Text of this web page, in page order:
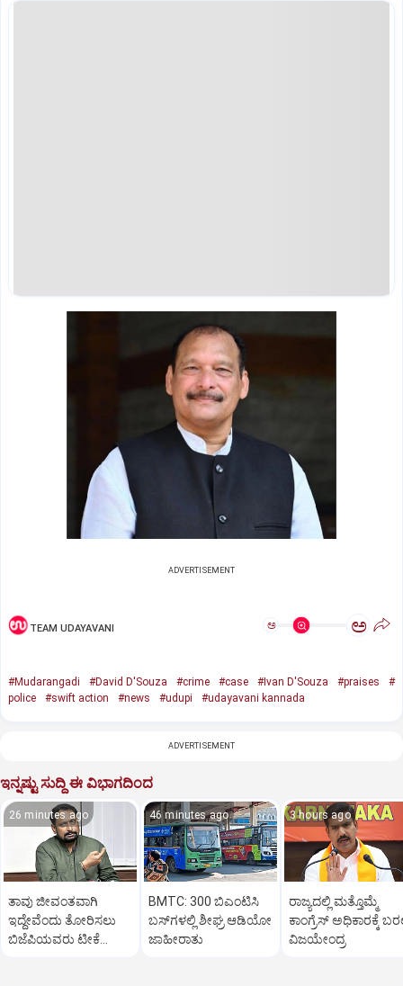
ADVERTISEMENT
TEAM UDAYAVANI ಅ ಅ
#Mudarangadi #David D'Souza #crime #case #Ivan D'Souza #praises
#
police
#swift action #news #udupi #udayavani kannada
ADVERTISEMENT
ಇನ್ನಷ್ಟು ಸುದ್ದಿ ಈ ವಿಭಾಗದಿಂದ
26 minutes ago
ತಾವು ಜೀವಂತವಾಗಿ
ಇದ್ದೇವೆಂದು ತೋರಿಸಲು
ಬಿಜೆಪಿಯವರು ಟೀಕೆ
46 minutes ago
BMTC: 300 ಬಿಎಂಟಿಸಿ
ಬಸ್‌ಗಳಲ್ಲಿ ಶೀಘ್ರ ಆಡಿಯೋ
ಜಾಹೀರಾತು
3 hours ago
ರಾಜ್ಯದಲ್ಲಿ ಮತ್ತೊಮ್ಮೆ
ಕಾಂಗ್ರೆಸ್‌ ಅಧಿಕಾರಕ್ಕೆ
ವಿಜಯೇಂದ್ರ